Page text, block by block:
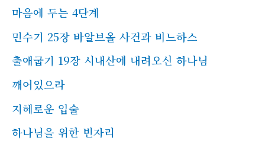
마음에 두는 4단계
민수기 25장 바알브올 사건과 비느하스
출애굽기 19장 시내산에 내려오신 하나님
깨어있으라
지혜로운 입술
하나님을 위한 빈자리